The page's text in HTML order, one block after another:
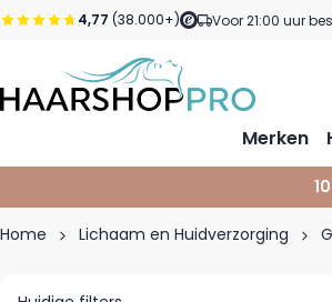
Ga naar de inhoud
4,77 (38.000+) Voor 21:00 uur
Merken
Home Lichaam en Huidverzorging